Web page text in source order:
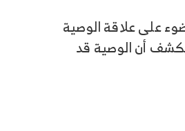
على علاقة الوصية
تكشف أن الوصية قد